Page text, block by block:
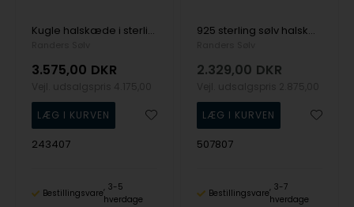
Kugle halskæde i sterling sølv, 45 cm
3.575,00 DKR
243407
Bestillingsvare
3-5
hverdage
925 sterling sølv halskæde med rhodineret overflade fra Randers Sølv
2.329,00 DKR
507807
Bestillingsvare
3-7
hverdage